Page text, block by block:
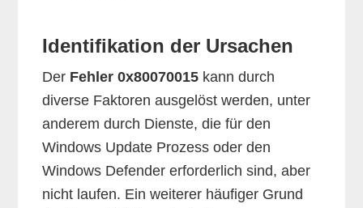
Identifikation der Ursachen
Der Fehler 0x80070015 kann durch
diverse Faktoren ausgelöst werden, unter
anderem durch Dienste, die für den
Windows Update Prozess oder den
Windows Defender erforderlich sind, aber
nicht laufen. Ein weiterer häufiger Grund